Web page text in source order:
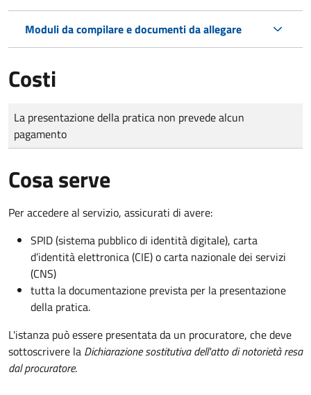
Moduli da compilare e documenti da allegare
Costi
Tipo di pagamento
Importo
La presentazione della pratica non prevede alcun
pagamento
Cosa serve
Per accedere al servizio, assicurati di avere:
SPID (sistema pubblico di identità digitale), carta
d’identità elettronica (CIE) o carta nazionale dei servizi
(CNS)
tutta la documentazione prevista per la presentazione
della pratica.
L'istanza può essere presentata da un procuratore, che deve
sottoscrivere la Dichiarazione sostitutiva dell'atto di notorietà resa
dal procuratore.